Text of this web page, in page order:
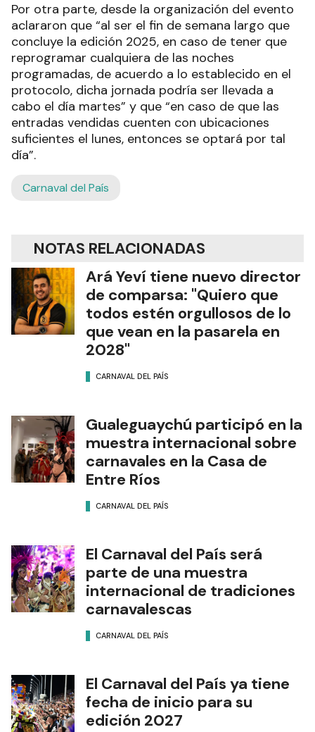
Por otra parte, desde la organización del evento
aclararon que “al ser el fin de semana largo que
concluye la edición 2025, en caso de tener que
reprogramar cualquiera de las noches
programadas, de acuerdo a lo establecido en el
protocolo, dicha jornada podría ser llevada a
cabo el día martes” y que “en caso de que las
entradas vendidas cuenten con ubicaciones
suficientes el lunes, entonces se optará por tal
día”.
Carnaval del País
NOTAS RELACIONADAS
Ará Yeví tiene nuevo director
de comparsa: "Quiero que
todos estén orgullosos de lo
que vean en la pasarela en
2028"
CARNAVAL DEL PAÍS
Gualeguaychú participó en la
muestra internacional sobre
carnavales en la Casa de
Entre Ríos
CARNAVAL DEL PAÍS
El Carnaval del País será
parte de una muestra
internacional de tradiciones
carnavalescas
CARNAVAL DEL PAÍS
El Carnaval del País ya tiene
fecha de inicio para su
edición 2027